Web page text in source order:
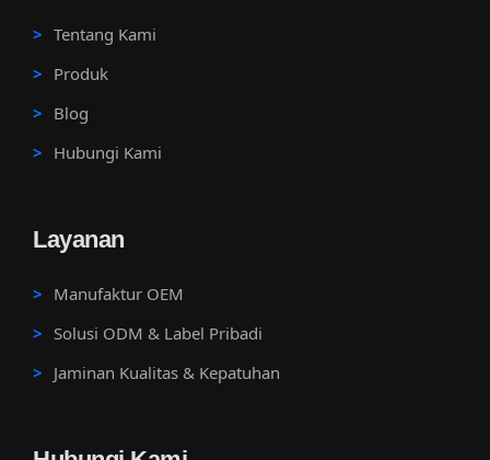
Tentang Kami
Produk
Blog
Hubungi Kami
Layanan
Manufaktur OEM
Solusi ODM & Label Pribadi
Jaminan Kualitas & Kepatuhan